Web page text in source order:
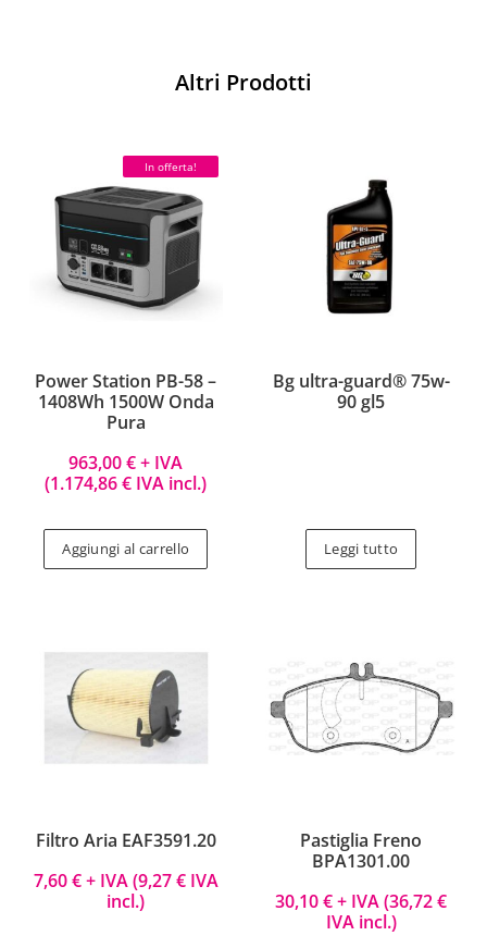
Altri Prodotti
In offerta!
Power Station PB-58 –
1408Wh 1500W Onda
Pura
963,00€+ IVA
(1.174,86€ IVA incl.)
Aggiungi al carrello
Bg ultra-guard® 75w-
90 gl5
Leggi tutto
Filtro Aria EAF3591.20
7,60€+ IVA (9,27€IVA
incl.)
Pastiglia Freno
BPA1301.00
30,10€+ IVA (36,72€
IVA incl.)